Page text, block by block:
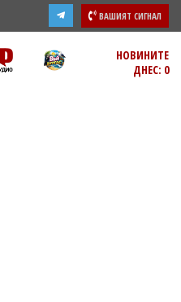
ВАШИЯТ СИГНАЛ
НОВИНИТЕ
ДНЕС: 0